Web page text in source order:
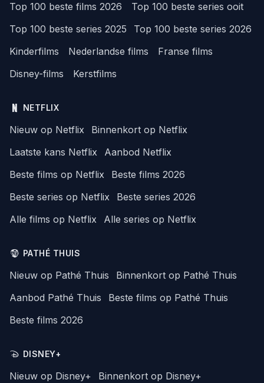
Top 100 beste films 2026
Top 100 beste series ooit
Top 100 beste series 2025
Top 100 beste series 2026
Kinderfilms
Nederlandse films
Franse films
Disney-films
Kerstfilms
NETFLIX
Nieuw op Netflix
Binnenkort op Netflix
Laatste kans Netflix
Aanbod Netflix
Beste films op Netflix
Beste films 2026
Beste series op Netflix
Beste series 2026
Alle films op Netflix
Alle series op Netflix
PATHÉ THUIS
Nieuw op Pathé Thuis
Binnenkort op Pathé Thuis
Aanbod Pathé Thuis
Beste films op Pathé Thuis
Beste films 2026
DISNEY+
Nieuw op Disney+
Binnenkort op Disney+